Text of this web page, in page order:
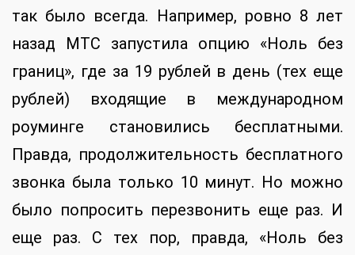
так было всегда. Например, ровно 8 лет
назад МТС запустила опцию «Ноль без
границ», где за 19 рублей в день (тех еще
рублей) входящие в международном
роуминге становились бесплатными.
Правда, продолжительность бесплатного
звонка была только 10 минут. Но можно
было попросить перезвонить еще раз. И
еще раз. С тех пор, правда, «Ноль без